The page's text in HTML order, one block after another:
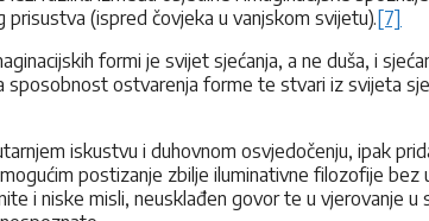
(ispred čovjeka u vanjskom svijetu).[7]
formi je svijet sjećanja, a ne duša, i
ostvarenja forme te stvari iz svijeta
iskustvu i duhovnom osvjedočenju, ipak
postizanje zbilje iluminativne filozofije bez
i niske misli, neusklađen govor te u vjerovanje